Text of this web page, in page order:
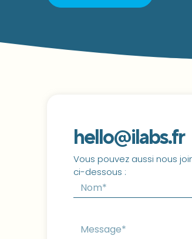
hello@ilabs.fr
Vous pouvez aussi nous
ci-dessous :